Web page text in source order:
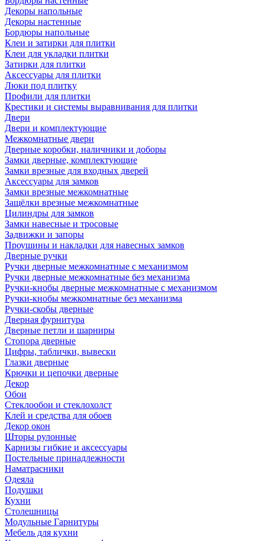
Декоры напольные
Декоры настенные
Бордюры напольные
Клеи и затирки для плитки
Клеи для укладки плитки
Затирки для плитки
Аксессуары для плитки
Люки под плитку
Профили для плитки
Крестики и системы выравнивания для плитки
Двери
Двери и комплектующие
Межкомнатные двери
Дверные коробки, наличники и доборы
Замки дверные, комплектующие
Замки врезные для входных дверей
Аксессуары для замков
Замки врезные межкомнатные
Защёлки врезные межкомнатные
Цилиндры для замков
Замки навесные и тросовые
Задвижки и запоры
Проушины и накладки для навесных замков
Дверные ручки
Ручки дверные межкомнатные с механизмом
Ручки дверные межкомнатные без механизма
Ручки-кнобы дверные межкомнатные с механизмом
Ручки-кнобы межкомнатные без механизма
Ручки-скобы дверные
Дверная фурнитура
Дверные петли и шарниры
Стопора дверные
Цифры, таблички, вывески
Глазки дверные
Крючки и цепочки дверные
Декор
Обои
Стеклообои и стеклохолст
Клей и средства для обоев
Декор окон
Шторы рулонные
Карнизы гибкие и аксессуары
Постельные принадлежности
Наматрасники
Одеяла
Подушки
Кухни
Столешницы
Модульные Гарнитуры
Мебель для кухни